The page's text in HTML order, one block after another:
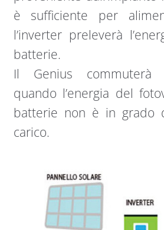
è sufficiente per
l’inverter preleverà
batterie.
Il Genius commuterà
quando l’energia del
batterie non è in grado
carico.